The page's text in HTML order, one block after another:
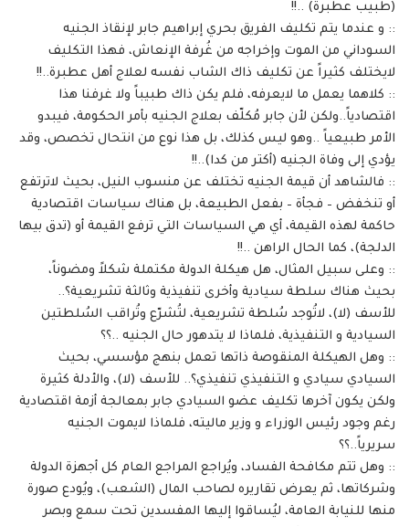
(طبيب عطبرة) ..!!
:: و عندما يتم تكليف الفريق بحري إبراهيم جابر لإنقاذ الجنيه
السوداني من الموت وإخراجه من غُرفة الإنعاش، فهذا التكليف
لايختلف كثيراً عن تكليف ذاك الشاب نفسه لعلاج أهل عطبرة..!!
:: كلاهما يعمل ما لايعرفه، فلم يكن ذاك طبيباً ولا غرفنا هذا
اقتصادياً..ولكن لأن جابر مُكلّف بعلاج الجنيه بأمر الحكومة، فيبدو
الأمر طبيعياً ..وهو ليس كذلك، بل هذا نوع من انتحال تخصص، وقد
يؤدي إلى وفاة الجنيه (أكتر من كدا)..!!
:: فالشاهد أن قيمة الجنيه تختلف عن منسوب النيل، بحيث لاترتفع
أو تنخفض – فجأة – بفعل الطبيعة، بل هناك سياسات اقتصادية
حاكمة لهذه القيمة، أي هي السياسات التي ترفع القيمة أو (تدق بيها
الدلجة)، كما الحال الراهن ..!!
:: وعلى سبيل المثال، هل هيكلة الدولة مكتملة شكلاً ومضوناً،
بحيث هناك سلطة سيادية وأخرى تنفيذية وثالثة تشريعية؟..
للأسف (لا)، لاتُوجد سُلطة تشريعية، لتُشرّع وتُراقب السُلطتين
السيادية و التنفيذية، فلماذا لا يتدهور حال الجنيه ..؟؟
:: وهل الهيكلة المنقوصة ذاتها تعمل بنهج مؤسسي، بحيث
السيادي سيادي و التنفيذي تنفيذي؟.. للأسف (لا)، والأدلة كثيرة
ولكن يكون آخرها تكليف عضو السيادي جابر بمعالجة أزمة اقتصادية
رغم وجود رئيس الوزراء و وزير ماليته، فلماذا لايموت الجنيه
سريرياً..؟؟
:: وهل تتم مكافحة الفساد، ويُراجع المراجع العام كل أجهزة الدولة
وشركاتها، ثم يعرض تقاريره لصاحب المال (الشعب)، ويُودع صورة
منها للنيابة العامة، ليُساقوا إليها المفسدين تحت سمع وبصر